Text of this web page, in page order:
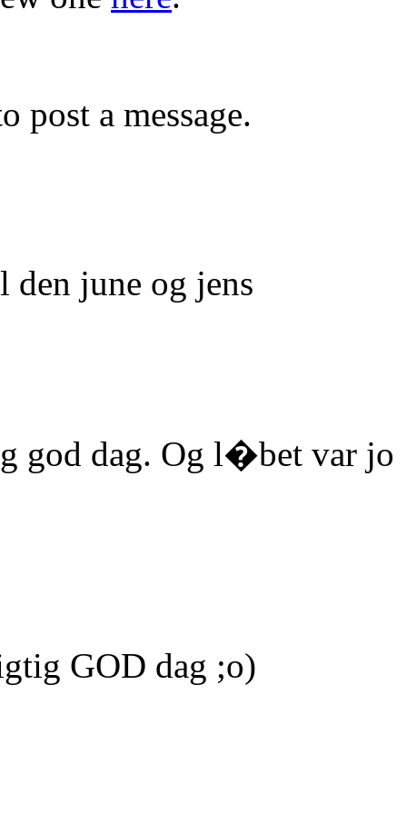
post a message.
june og jens
god dag. Og l�bet var jo
GOD dag ;o)